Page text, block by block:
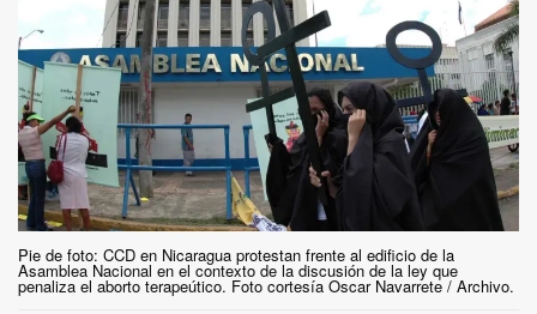
Pie de foto: CCD en Nicaragua protestan frente al edificio de la
Asamblea Nacional en el contexto de la discusión de la ley que
penaliza el aborto terapeútico. Foto cortesía Oscar Navarrete / Archivo.